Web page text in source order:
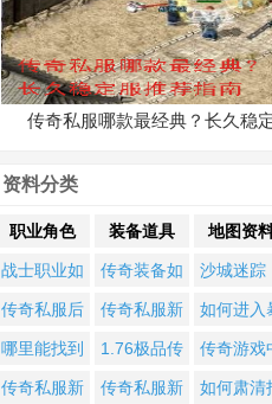
传奇私服哪款最经典？长久稳
资料分类
职业角色
战士职业如
何选择？掌
握这些技巧
传奇私服后
期哪个职业
最强？
哪里能找到
最新的传奇
传奇私服新
装备道具
传奇装备如
何搭配才能
发挥最大威
传奇私服新
手如何快速
升级？装备
1.76极品传
奇：小极品
传奇私服新
地图资
沙城迷踪
如何解锁
奇隐藏
如何进入
君天下单
业充值地
传奇游戏
除了暗之
如何肃清